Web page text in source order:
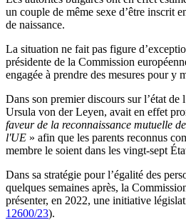
un couple de même sexe d’être inscrit
de naissance.
La situation ne fait pas figure
présidente de la Commission
engagée à prendre des mesures pour y
Dans son premier discours sur l’état de
Ursula von der Leyen, avait en effet
faveur de la reconnaissance mutuelle
l'UE » afin que les parents reconnus
membre le soient dans les vingt-sept
Dans sa stratégie pour l’égalité des
quelques semaines après, la
présenter, en 2022, une initiative
12600/23).